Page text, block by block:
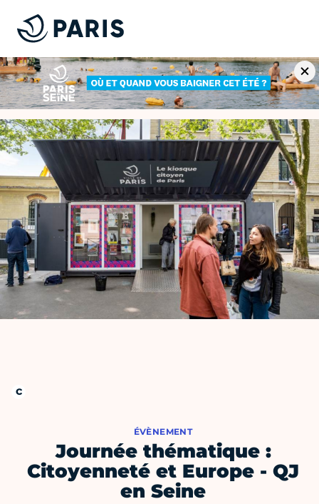
ÉVÈNEMENT
Journée thématique :
Citoyenneté et Europe - QJ
en Seine